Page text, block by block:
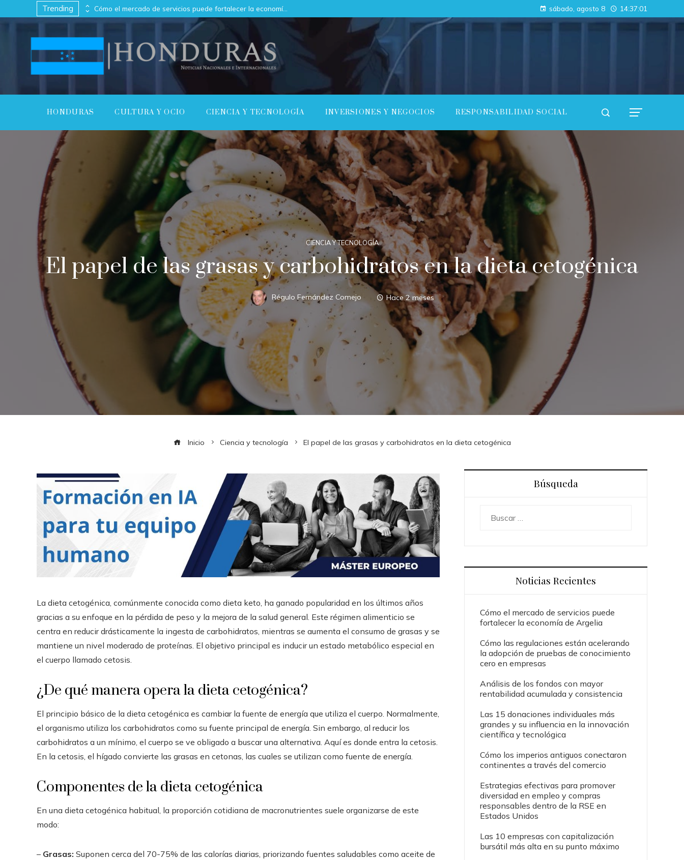
Trending Cómo los imperios antiguos conectaron continentes a través del comercio Cómo el mercado de servicios puede fortalecer la economía de Argelia sábado, agosto 8 14:37:02
HONDURAS CULTURA Y OCIO CIENCIA Y TECNOLOGÍA INVERSIONES Y NEGOCIOS RESPONSABILIDAD SOCIAL
CIENCIA Y TECNOLOGÍA
El papel de las grasas y carbohidratos en la dieta cetogénica
Régulo Fernández Comejo Hace 2 meses
Inicio Ciencia y tecnología El papel de las grasas y carbohidratos en la dieta cetogénica
La dieta cetogénica, comúnmente conocida como dieta keto, ha ganado popularidad en los últimos años
gracias a su enfoque en la pérdida de peso y la mejora de la salud general. Este régimen alimenticio se
centra en reducir drásticamente la ingesta de carbohidratos, mientras se aumenta el consumo de grasas y se
mantiene un nivel moderado de proteínas. El objetivo principal es inducir un estado metabólico especial en
el cuerpo llamado cetosis.
¿De qué manera opera la dieta cetogénica?
El principio básico de la dieta cetogénica es cambiar la fuente de energía que utiliza el cuerpo. Normalmente,
el organismo utiliza los carbohidratos como su fuente principal de energía. Sin embargo, al reducir los
carbohidratos a un mínimo, el cuerpo se ve obligado a buscar una alternativa. Aquí es donde entra la cetosis.
En la cetosis, el hígado convierte las grasas en cetonas, las cuales se utilizan como fuente de energía.
Componentes de la dieta cetogénica
En una dieta cetogénica habitual, la proporción cotidiana de macronutrientes suele organizarse de este
modo:
– Grasas: Suponen cerca del 70-75% de las calorías diarias, priorizando fuentes saludables como aceite de
Búsqueda
Noticias Recientes
Cómo el mercado de servicios puede
fortalecer la economía de Argelia
Cómo las regulaciones están acelerando
la adopción de pruebas de conocimiento
cero en empresas
Análisis de los fondos con mayor
rentabilidad acumulada y consistencia
Las 15 donaciones individuales más
grandes y su influencia en la innovación
científica y tecnológica
Cómo los imperios antiguos conectaron
continentes a través del comercio
Estrategias efectivas para promover
diversidad en empleo y compras
responsables dentro de la RSE en
Estados Unidos
Las 10 empresas con capitalización
bursátil más alta en su punto máximo